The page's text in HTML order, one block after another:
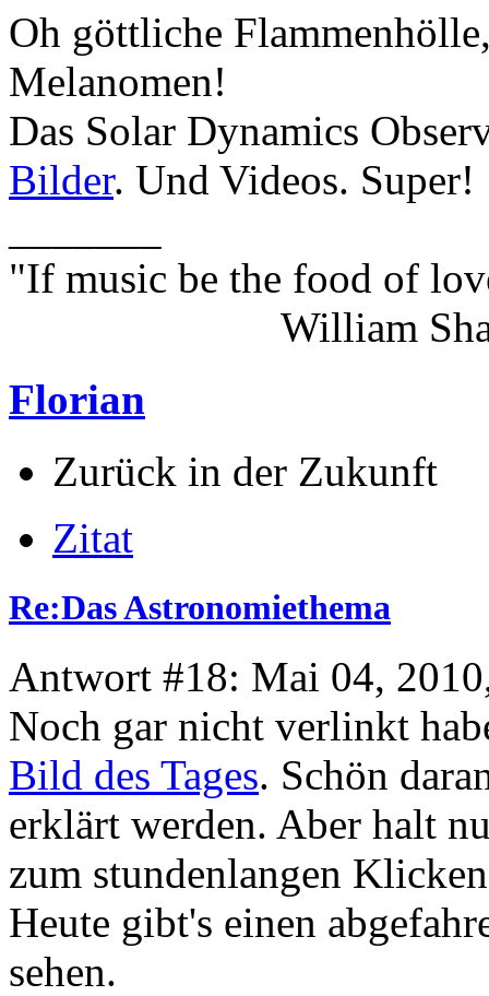
Oh göttliche
Melanomen!
Das Solar Dynamics
Bilder. Und Videos. Super!
"If music be the food of
William
Florian
Zurück in der Zukunft
Zitat
Re:Das Astronomiethema
Antwort #18: Mai 04,
Noch gar nicht verlinkt
Bild des Tages. Schön
erklärt werden. Aber halt
zum stundenlangen
Heute gibt's einen
sehen.